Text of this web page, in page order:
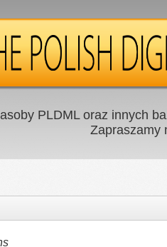
PLDML oraz innych
Zapraszamy